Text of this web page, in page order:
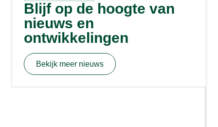
Blijf op de hoogte van
nieuws en
ontwikkelingen
Bekijk meer nieuws